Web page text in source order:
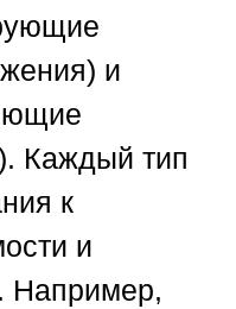
и
Каждый тип
к
и
Например,